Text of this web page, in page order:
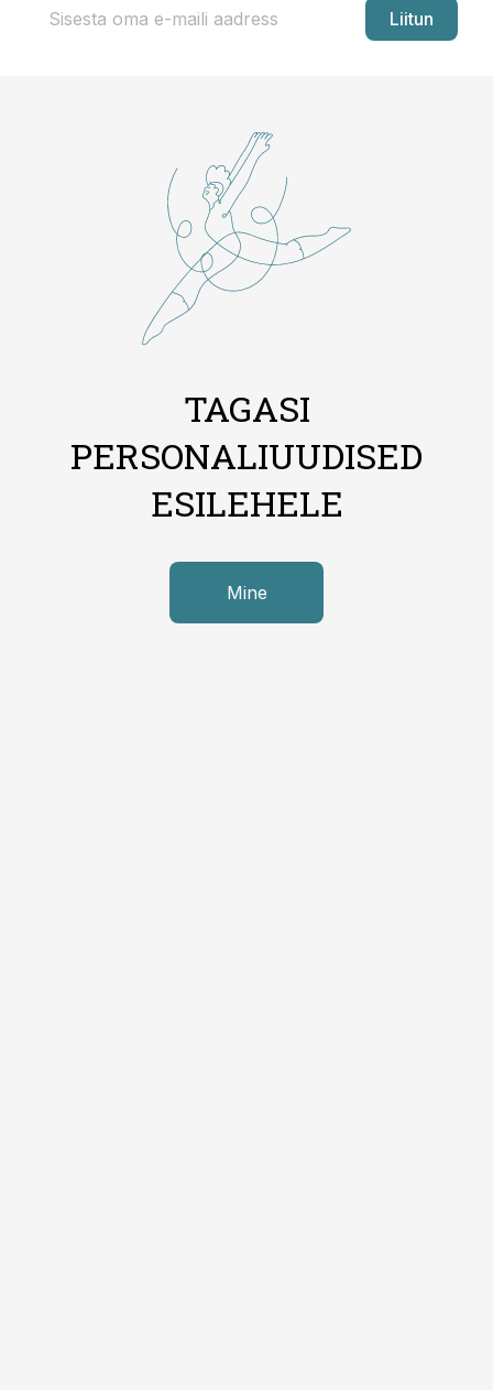
Liitun
TAGASI
PERSONALIUUDISED
ESILEHELE
Mine